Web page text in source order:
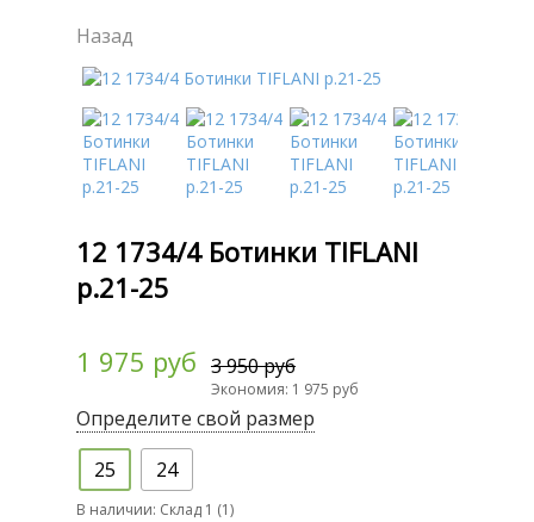
Назад
12 1734/4 Ботинки TIFLANI
р.21-25
1 975 руб 3 950 руб
Экономия: 1 975 руб
Определите свой размер
25
24
В наличии: Склад 1 (1)